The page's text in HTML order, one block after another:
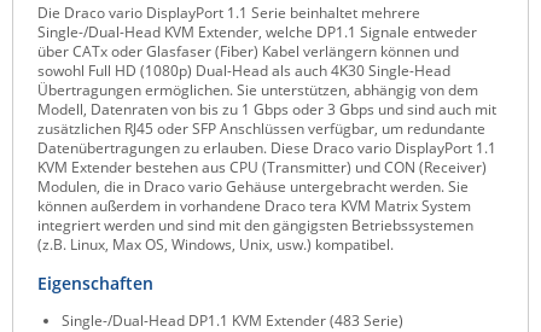
SIRIO Antenne
Sunbird
Tactical Software
TEKTELIC
Teltonika
Unwired Networks
Die Draco vario DisplayPort 1.1 Serie beinhaltet mehrere
Single-/Dual-Head KVM Extender, welche DP1.1 Signale entweder
über CATx oder Glasfaser (Fiber) Kabel verlängern können und
sowohl Full HD (1080p) Dual-Head als auch 4K30 Single-Head
Übertragungen ermöglichen. Sie unterstützen, abhängig von dem
Modell, Datenraten von bis zu 1 Gbps oder 3 Gbps und sind auch mit
zusätzlichen RJ45 oder SFP Anschlüssen verfügbar, um redundante
Datenübertragungen zu erlauben. Diese Draco vario DisplayPort 1.1
KVM Extender bestehen aus CPU (Transmitter) und CON (Receiver)
Modulen, die in Draco vario Gehäuse untergebracht werden. Sie
können außerdem in vorhandene Draco tera KVM Matrix System
integriert werden und sind mit den gängigsten Betriebssystemen
(z.B. Linux, Max OS, Windows, Unix, usw.) kompatibel.
Eigenschaften
Single-/Dual-Head DP1.1 KVM Extender (483 Serie)